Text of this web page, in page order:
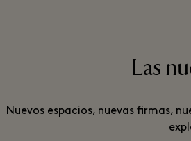
Las
Nuevos espacios, nuevas firmas,